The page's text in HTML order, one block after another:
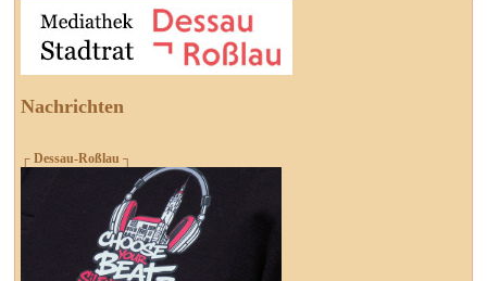
Nachrichten
┌ Dessau-Roßlau ┐